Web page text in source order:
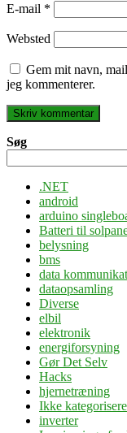
E-mail *
Websted
Gem mit navn,
jeg kommenterer.
Søg
.NET
android
arduino
Batteri til
belysning
bms
data
dataopsamling
Diverse
elbil
elektronik
energiforsyning
Gør Det Selv
Hacks
hjernetræning
Ikke
inverter